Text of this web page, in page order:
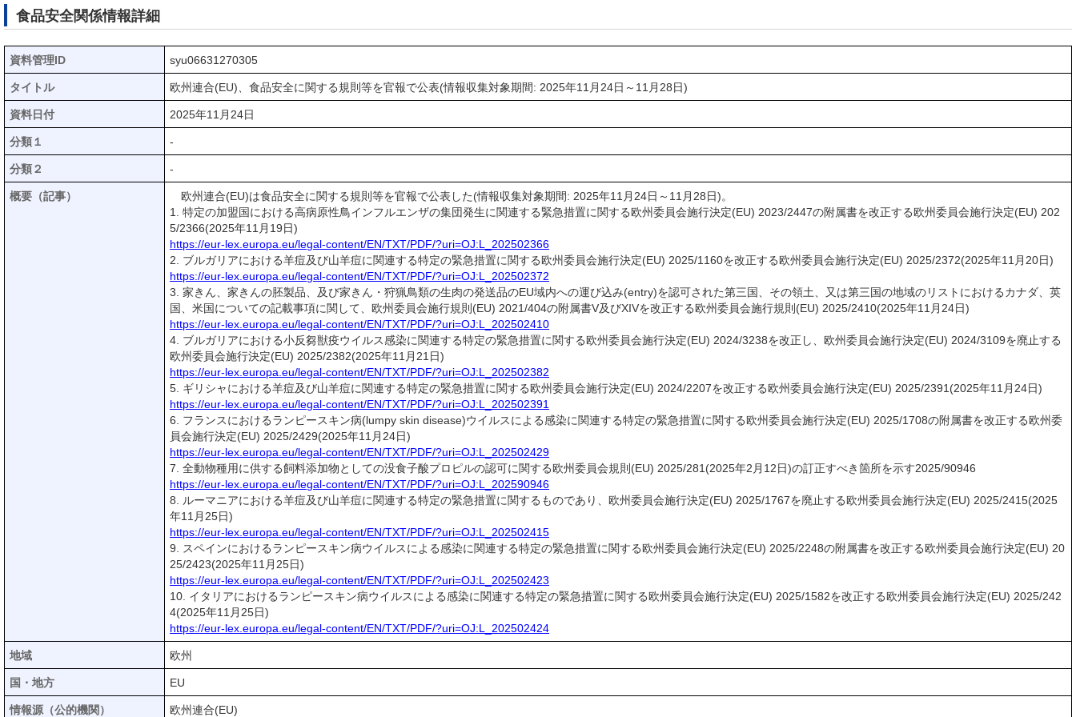
食品安全関係情報詳細
資料管理ID syu06631270305
タイトル 欧州連合(EU)、食品安全に関する規則等を官報で公表(情報収集対象期間: 2025年11月24日～11月28日)
資料日付 2025年11月24日
分類１ -
分類２ -
概要（記事）
欧州連合(EU)は食品安全に関する規則等を官報で公表した(情報収集対象期間: 2025年11月24日～11月28日)。
1. 特定の加盟国における高病原性鳥インフルエンザの集団発生に関連する緊急措置に関する欧州委員会施行決定(EU) 2023/2447の附属書を改正する欧州委員会施行決定(EU) 202
5/2366(2025年11月19日)
https://eur-lex.europa.eu/legal-content/EN/TXT/PDF/?uri=OJ:L_202502366
2. ブルガリアにおける羊痘及び山羊痘に関連する特定の緊急措置に関する欧州委員会施行決定(EU) 2025/1160を改正する欧州委員会施行決定(EU) 2025/2372(2025年11月20日)
https://eur-lex.europa.eu/legal-content/EN/TXT/PDF/?uri=OJ:L_202502372
3. 家きん、家きんの胚製品、及び家きん・狩猟鳥類の生肉の発送品のEU域内への運び込み(entry)を認可された第三国、その領土、又は第三国の地域のリストにおけるカナダ、英
国、米国についての記載事項に関して、欧州委員会施行規則(EU) 2021/404の附属書V及びXIVを改正する欧州委員会施行規則(EU) 2025/2410(2025年11月24日)
https://eur-lex.europa.eu/legal-content/EN/TXT/PDF/?uri=OJ:L_202502410
4. ブルガリアにおける小反芻獣疫ウイルス感染に関連する特定の緊急措置に関する欧州委員会施行決定(EU) 2024/3238を改正し、欧州委員会施行決定(EU) 2024/3109を廃止する
欧州委員会施行決定(EU) 2025/2382(2025年11月21日)
https://eur-lex.europa.eu/legal-content/EN/TXT/PDF/?uri=OJ:L_202502382
5. ギリシャにおける羊痘及び山羊痘に関連する特定の緊急措置に関する欧州委員会施行決定(EU) 2024/2207を改正する欧州委員会施行決定(EU) 2025/2391(2025年11月24日)
https://eur-lex.europa.eu/legal-content/EN/TXT/PDF/?uri=OJ:L_202502391
6. フランスにおけるランピースキン病(lumpy skin disease)ウイルスによる感染に関連する特定の緊急措置に関する欧州委員会施行決定(EU) 2025/1708の附属書を改正する欧州委
員会施行決定(EU) 2025/2429(2025年11月24日)
https://eur-lex.europa.eu/legal-content/EN/TXT/PDF/?uri=OJ:L_202502429
7. 全動物種用に供する飼料添加物としての没食子酸プロピルの認可に関する欧州委員会規則(EU) 2025/281(2025年2月12日)の訂正すべき箇所を示す2025/90946
https://eur-lex.europa.eu/legal-content/EN/TXT/PDF/?uri=OJ:L_202590946
8. ルーマニアにおける羊痘及び山羊痘に関連する特定の緊急措置に関するものであり、欧州委員会施行決定(EU) 2025/1767を廃止する欧州委員会施行決定(EU) 2025/2415(2025
年11月25日)
https://eur-lex.europa.eu/legal-content/EN/TXT/PDF/?uri=OJ:L_202502415
9. スペインにおけるランピースキン病ウイルスによる感染に関連する特定の緊急措置に関する欧州委員会施行決定(EU) 2025/2248の附属書を改正する欧州委員会施行決定(EU) 20
25/2423(2025年11月25日)
https://eur-lex.europa.eu/legal-content/EN/TXT/PDF/?uri=OJ:L_202502423
10. イタリアにおけるランピースキン病ウイルスによる感染に関連する特定の緊急措置に関する欧州委員会施行決定(EU) 2025/1582を改正する欧州委員会施行決定(EU) 2025/242
4(2025年11月25日)
https://eur-lex.europa.eu/legal-content/EN/TXT/PDF/?uri=OJ:L_202502424
地域 欧州
国・地方 EU
情報源（公的機関） 欧州連合(EU)